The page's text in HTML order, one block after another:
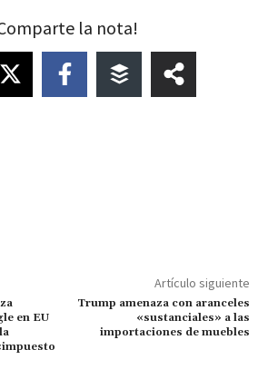
la nota!
en EU
Artículo siguiente
Trump amenaza con aranceles
«sustanciales» a las
importaciones de muebles